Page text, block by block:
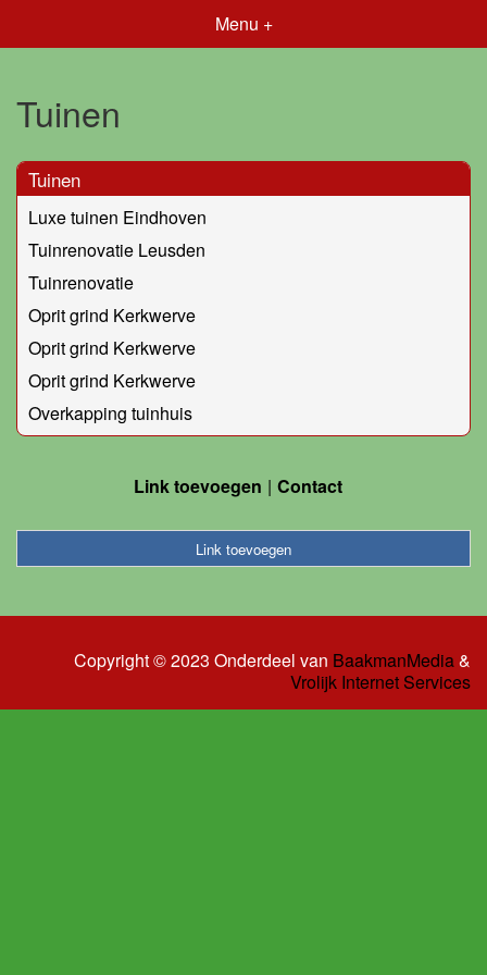
Menu +
Tuinen
Tuinen
Luxe tuinen Eindhoven
Tuinrenovatie Leusden
Tuinrenovatie
Oprit grind Kerkwerve
Oprit grind Kerkwerve
Oprit grind Kerkwerve
Overkapping tuinhuis
Link toevoegen Contact
Link toevoegen
Copyright © 2023 Onderdeel van BaakmanMedia&
Vrolijk Internet Services